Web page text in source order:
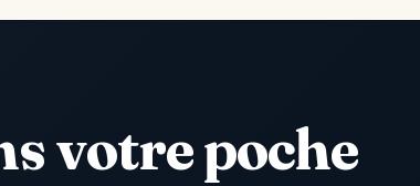
votre poche